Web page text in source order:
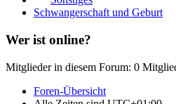
Schwangerschaft und Geburt
Wer ist online?
Mitglieder in diesem Forum: 0
Foren-Übersicht